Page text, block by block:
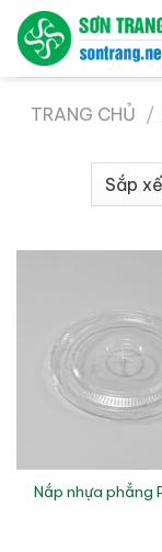
qua
TRANG CHỦ /
Nắp nhựa phẳng